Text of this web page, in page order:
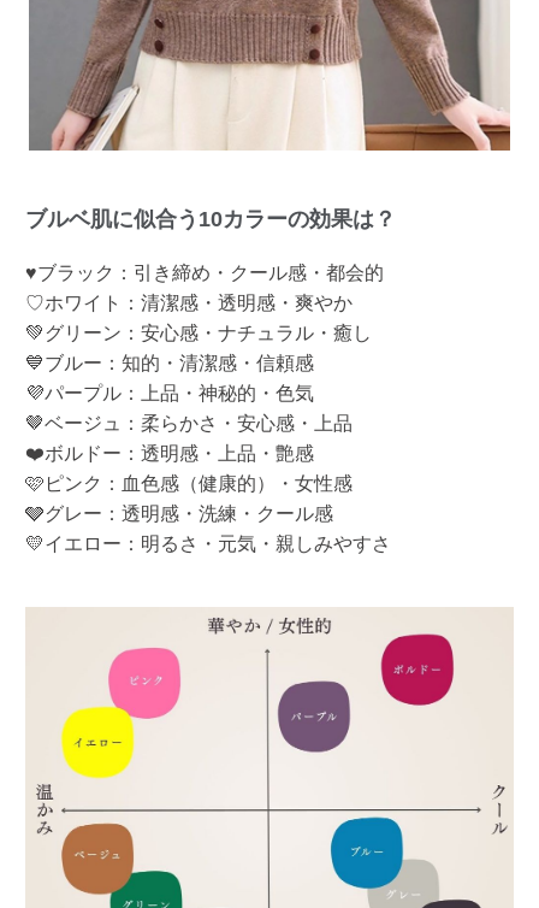
ブルベ肌に似合う10カラーの効果は？
♥ブラック：引き締め・クール感・都会的
♡ホワイト：清潔感・透明感・爽やか
💚グリーン：安心感・ナチュラル・癒し
💙ブルー：知的・清潔感・信頼感
💜パープル：上品・神秘的・色気
🤎ベージュ：柔らかさ・安心感・上品
❤️ボルドー：透明感・上品・艶感
🩷ピンク：血色感（健康的）・女性感
🩶グレー：透明感・洗練・クール感
💛イエロー：明るさ・元気・親しみやすさ